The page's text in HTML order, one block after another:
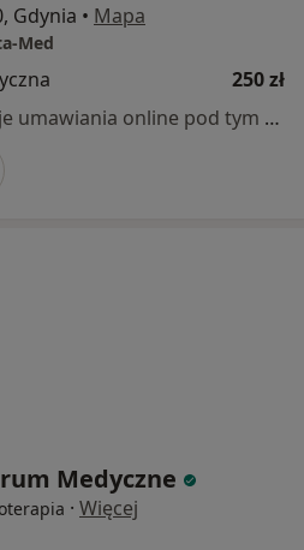
Gdynia • Mapa
Med
250 zł
Specjalista nie oferuje umawiania online pod tym adresem.
Medyczne
· Więcej